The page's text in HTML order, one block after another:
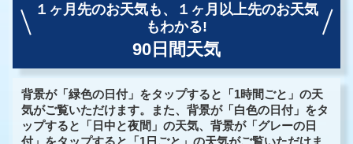
１ヶ月先のお天気も、
１ヶ月以上先のお天気
もわかる!
90日間天気
背景が「緑色の日付」をタップすると「1時間ごと」の天
気がご覧いただけます。また、背景が「白色の日付」をタ
ップすると「日中と夜間」の天気、背景が「グレーの日
付」をタップすると「1日ごと」の天気がご覧いただけま